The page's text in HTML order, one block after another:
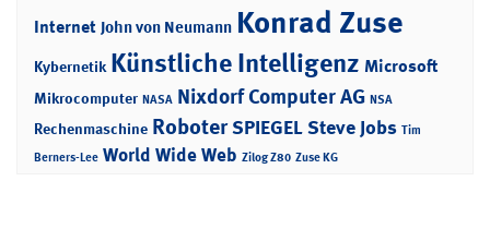
Internet John von Neumann Konrad Zuse
Kybernetik Künstliche Intelligenz Microsoft
Mikrocomputer NASA Nixdorf Computer AG NSA
Rechenmaschine RoboterSPIEGELSteve Jobs Tim
Berners-Lee World Wide Web Zilog Z80 Zuse KG